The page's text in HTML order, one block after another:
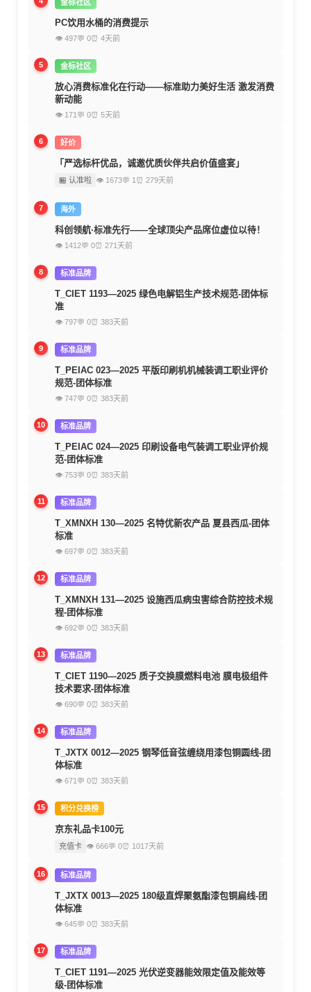
金标社区
PC饮用水桶的消费提示
👁 497💬 0⏰ 4天前
5 金标社区
放心消费标准化在行动——标准助力美好生活 激发消费
新动能
👁 171 💬 0⏰ 5天前
6 好价
「严选标杆优品，诚邀优质伙伴共启价值盛宴」
🏪 认准啦 👁 1673💬 1 ⏰ 279天前
7 海外
科创领航·标准先行——全球顶尖产品席位虚位以待！
👁 1412💬 0⏰ 271天前
8 标准品牌
T_CIET 1193—2025 绿色电解铝生产技术规范-团体标
准
👁 797💬 0⏰ 383天前
9 标准品牌
T_PEIAC 023—2025 平版印刷机机械装调工职业评价
规范-团体标准
👁 747💬 0⏰ 383天前
10 标准品牌
T_PEIAC 024—2025 印刷设备电气装调工职业评价规
范-团体标准
👁 753💬 0⏰ 383天前
11 标准品牌
T_XMNXH 130—2025 名特优新农产品 夏县西瓜-团体
标准
👁 697💬 0⏰ 383天前
12 标准品牌
T_XMNXH 131—2025 设施西瓜病虫害综合防控技术规
程-团体标准
👁 692💬 0⏰ 383天前
13 标准品牌
T_CIET 1190—2025 质子交换膜燃料电池 膜电极组件
技术要求-团体标准
👁 690💬 0⏰ 383天前
14 标准品牌
T_JXTX 0012—2025 钢琴低音弦缠绕用漆包铜圆线-团
体标准
👁 671 💬 0⏰ 383天前
15 积分兑换榜
京东礼品卡100元
充值卡 👁 666💬 0⏰ 1017天前
16 标准品牌
T_JXTX 0013—2025 180级直焊聚氨酯漆包铜扁线-团
体标准
👁 645💬 0⏰ 383天前
17 标准品牌
T_CIET 1191—2025 光伏逆变器能效限定值及能效等
级-团体标准